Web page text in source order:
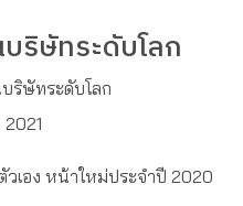
ริษัทระดับโลก
ริษัทระดับโลก